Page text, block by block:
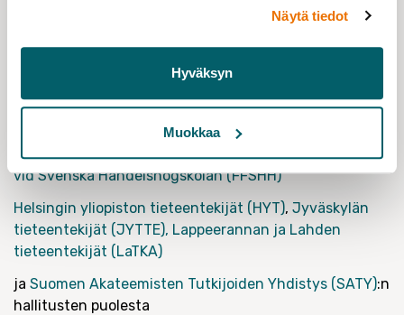
Näytä tiedot
Hyväksyn
Muokkaa
Aalto-yliopiston tieteentekijät ry (ATTE),Föreningen
vid Svenska Handelshögskolan (FFSHH)
Helsingin yliopiston tieteentekijät (HYT), Jyväskylän
tieteentekijät (JYTTE), Lappeerannan ja Lahden
tieteentekijät (LaTKA)
ja Suomen Akateemisten Tutkijoiden Yhdistys (SATY):n
hallitusten puolesta